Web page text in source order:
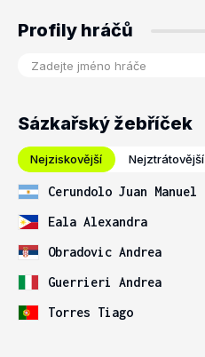
Profily hráčů
Sázkařský žebříček
Nejziskovější Nejztrátovější
Cerundolo Juan Manuel
Eala Alexandra
Obradovic Andrea
Guerrieri Andrea
Torres Tiago